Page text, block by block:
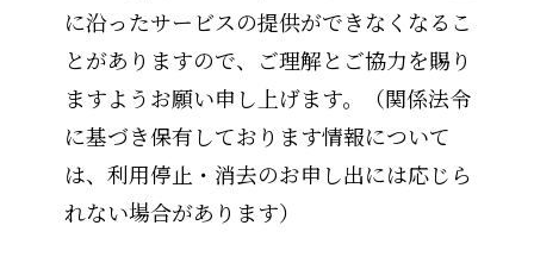
に沿ったサービスの提供ができなくなるこ
とがありますので、ご理解とご協力を賜り
ますようお願い申し上げます。（関係法令
に基づき保有しております情報について
は、利用停止・消去のお申し出には応じら
れない場合があります）